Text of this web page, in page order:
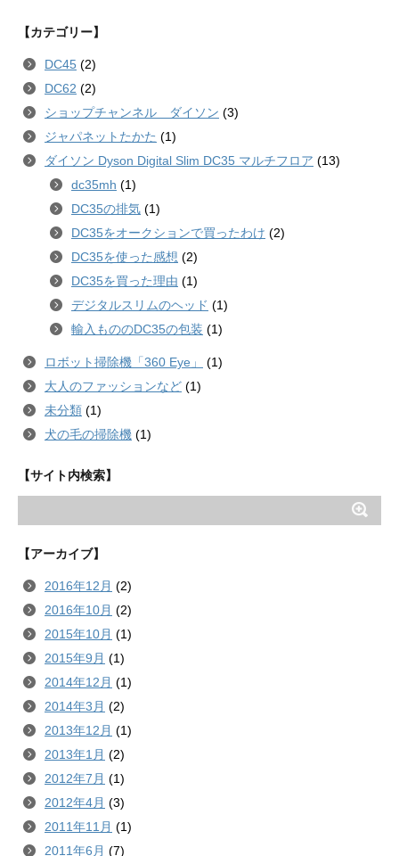
【カテゴリー】
DC45 (2)
DC62 (2)
ショップチャンネル ダイソン (3)
ジャパネットたかた (1)
ダイソン Dyson Digital Slim DC35 マルチフロア (13)
dc35mh (1)
DC35の排気 (1)
DC35をオークションで買ったわけ (2)
DC35を使った感想 (2)
DC35を買った理由 (1)
デジタルスリムのヘッド (1)
輸入もののDC35の包装 (1)
ロボット掃除機「360 Eye」
(1)
大人のファッションなど (1)
未分類 (1)
犬の毛の掃除機 (1)
【サイト内検索】
【アーカイブ】
2016年12月 (2)
2016年10月 (2)
2015年10月 (1)
2015年9月 (1)
2014年12月 (1)
2014年3月 (2)
2013年12月 (1)
2013年1月 (2)
2012年7月 (1)
2012年4月 (3)
2011年11月 (1)
2011年6月 (7)